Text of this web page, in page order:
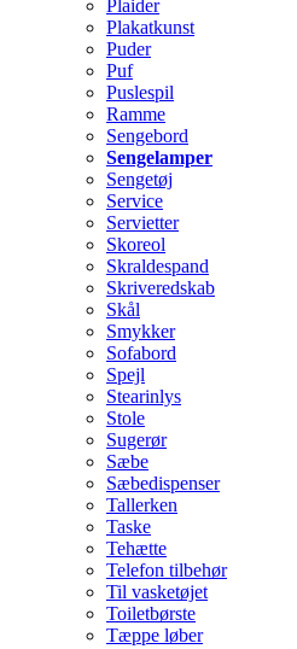
Plaider
Plakatkunst
Puder
Puf
Puslespil
Ramme
Sengebord
Sengelamper
Sengetøj
Service
Servietter
Skoreol
Skraldespand
Skriveredskab
Skål
Smykker
Sofabord
Spejl
Stearinlys
Stole
Sugerør
Sæbe
Sæbedispenser
Tallerken
Taske
Tehætte
Telefon tilbehør
Til vasketøjet
Toiletbørste
Tæppe løber